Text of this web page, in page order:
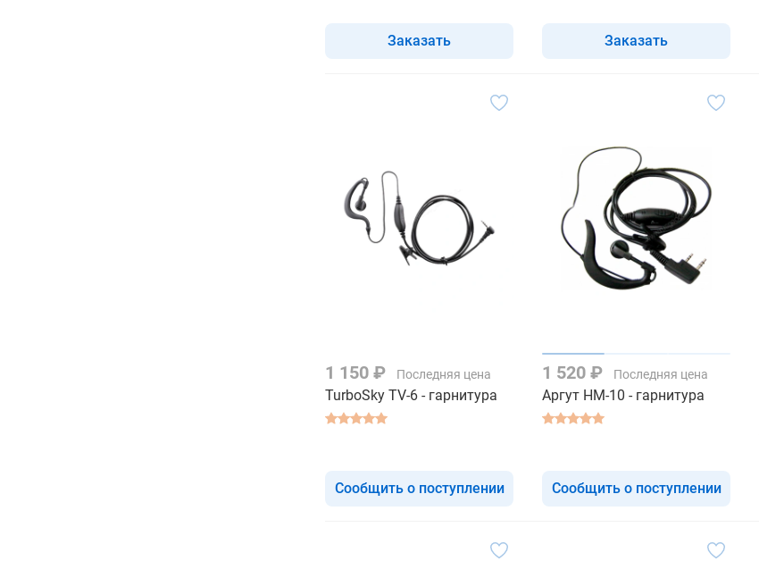
Заказать Заказать
1 150 ₽ Последняя цена
TurboSky TV-6 - гарнитура
Сообщить о поступлении
1 520 ₽ Последняя цена
Аргут HМ-10 - гарнитура
Сообщить о поступлении